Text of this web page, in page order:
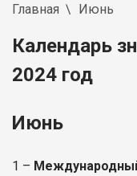
Главная Июнь
Календарь
2024 год
Июнь
1 –